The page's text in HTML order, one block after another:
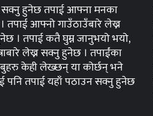
सक्नु हुनेछ तपाई आफ्ना मनका
तपाई आफ्नो गाउँठाउँबारे लेख्न
। तपाई कतै घुम्न जानुभयो भयो,
लेख्न सक्नु हुनेछ । तपाईंका
केही लेख्छन् या कोर्छन् भने
पनि तपाई यहाँ पठाउन सक्नु हुनेछ